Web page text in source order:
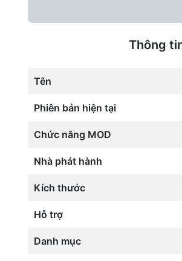
Thông
Tên
Phiên bản hiện tại
Chức năng MOD
Nhà phát hành
Kích thước
Hỗ trợ
Danh mục